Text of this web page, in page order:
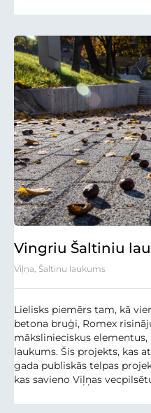
Vingriu Šaltiniu
Viļņa, Šaltinu laukums
Lielisks piemērs tam, kā
betona bruģi, Romex
mākslinieciskus
laukums. Šis projekts, kas
gada publiskās telpas
kas savieno Viļņas